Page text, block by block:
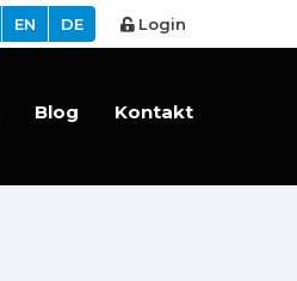
Login
DE
EN
Blog Kontakt